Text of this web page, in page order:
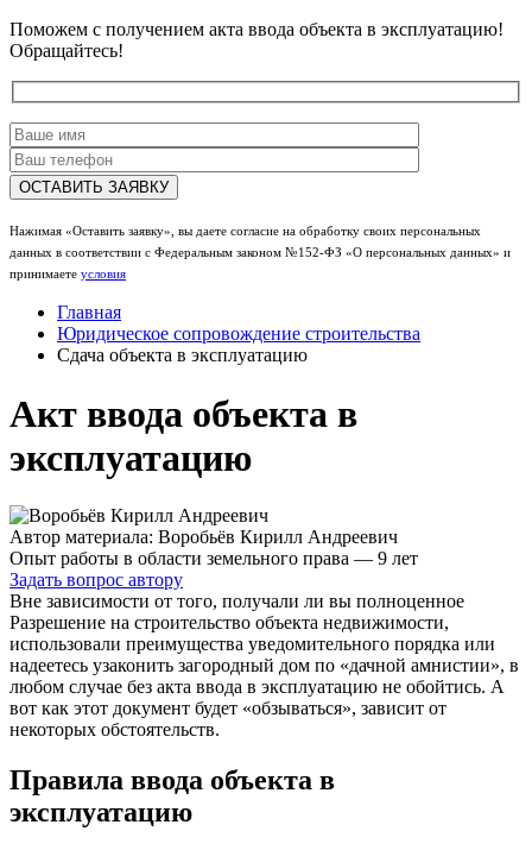
Поможем с получением акта ввода объекта в эксплуатацию!
Обращайтесь!
Нажимая «Оставить заявку», вы даете согласие на обработку своих персональных
данных в соответствии с Федеральным законом №152-ФЗ «О персональных данных» и
принимаете условия
Главная
Юридическое сопровождение строительства
Сдача объекта в эксплуатацию
Акт ввода объекта в
эксплуатацию
Автор материала: Воробьёв Кирилл Андреевич
Опыт работы в области земельного права — 9 лет
Задать вопрос автору
Вне зависимости от того, получали ли вы полноценное
Разрешение на строительство объекта недвижимости,
использовали преимущества уведомительного порядка или
надеетесь узаконить загородный дом по «дачной амнистии», в
любом случае без акта ввода в эксплуатацию не обойтись. А
вот как этот документ будет «обзываться», зависит от
некоторых обстоятельств.
Правила ввода объекта в
эксплуатацию